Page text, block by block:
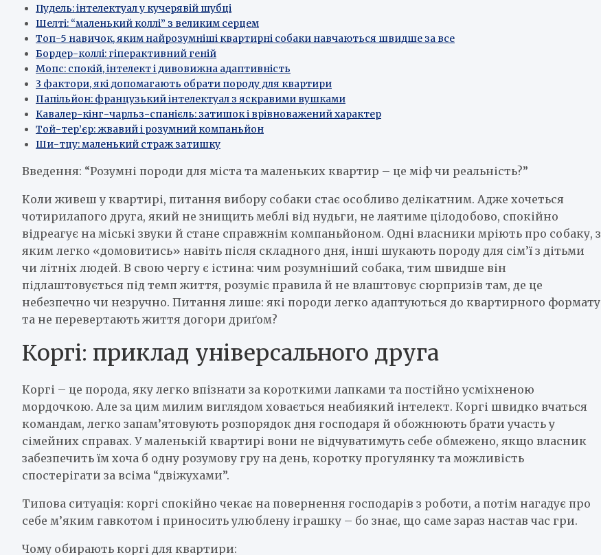
Пудель: інтелектуал у кучерявій шубці
Шелті: “маленький коллі” з великим серцем
Топ-5 навичок, яким найрозумніші квартирні собаки навчаються швидше за все
Бордер-коллі: гіперактивний геній
Мопс: спокій, інтелект і дивовижна адаптивність
3 фактори, які допомагають обрати породу для квартири
Папільйон: французький інтелектуал з яскравими вушками
Кавалер-кінг-чарльз-спанієль: затишок і врівноважений характер
Той-тер’єр: жвавий і розумний компаньйон
Ши-тцу: маленький страж затишку
Введення: “Розумні породи для міста та маленьких квартир – це міф чи реальність?”
Коли живеш у квартирі, питання вибору собаки стає особливо делікатним. Адже хочеться
чотирилапого друга, який не знищить меблі від нудьги, не лаятиме цілодобово, спокійно
відреагує на міські звуки й стане справжнім компаньйоном. Одні власники мріють про собаку, з
яким легко «домовитись» навіть після складного дня, інші шукають породу для сім’ї з дітьми
чи літніх людей. В свою чергу є істина: чим розумніший собака, тим швидше він
підлаштовується під темп життя, розуміє правила й не влаштовує сюрпризів там, де це
небезпечно чи незручно. Питання лише: які породи легко адаптуються до квартирного формату
та не перевертають життя догори дриґом?
Коргі: приклад універсального друга
Коргі – це порода, яку легко впізнати за короткими лапками та постійно усміхненою
мордочкою. Але за цим милим виглядом ховається неабиякий інтелект. Коргі швидко вчаться
командам, легко запам’ятовують розпорядок дня господаря й обожнюють брати участь у
сімейних справах. У маленькій квартирі вони не відчуватимуть себе обмежено, якщо власник
забезпечить їм хоча б одну розумову гру на день, коротку прогулянку та можливість
спостерігати за всіма “двіжухами”.
Типова ситуація: коргі спокійно чекає на повернення господарів з роботи, а потім нагадує про
себе м’яким гавкотом і приносить улюблену іграшку – бо знає, що саме зараз настав час гри.
Чому обирають коргі для квартири: